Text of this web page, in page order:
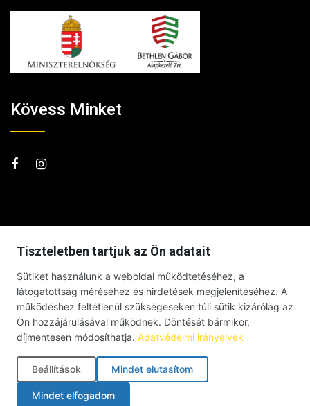
Kövess Minket
© Debrecenben Hallottam – Minden jog fenntartva – 2026 |
Tiszteletben tartjuk az Ön adatait
Sütiket használunk a weboldal működtetéséhez, a
látogatottság méréséhez és hirdetések megjelenítéséhez. A
működéshez feltétlenül szükségeseken túli sütik kizárólag az
Ön hozzájárulásával működnek. Döntését bármikor,
díjmentesen módosíthatja. Adatvédelmi irányelvek
Beállítások Mindet elutasítom
Mindet elfogadom